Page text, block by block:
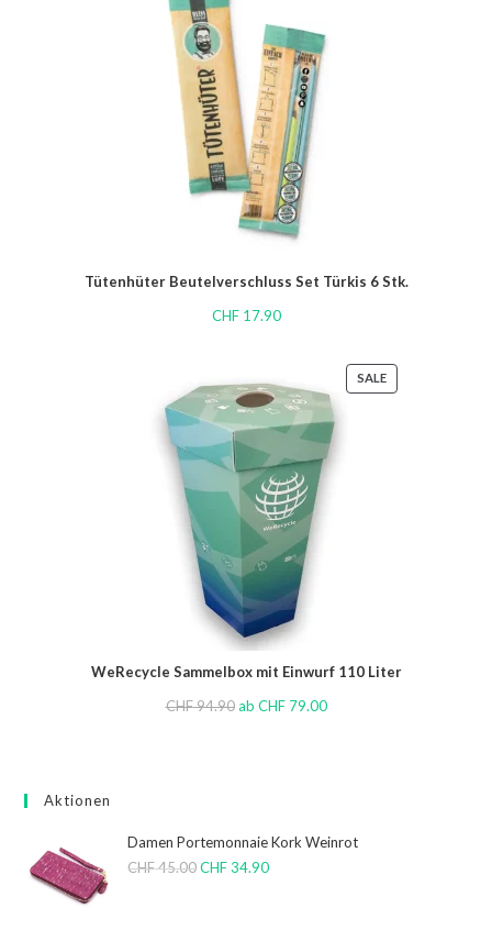
Tütenhüter Beutelverschluss Set Türkis 6 Stk.
CHF17.90
SALE
WeRecycle Sammelbox mit Einwurf 110 Liter
CHF94.90 ab CHF79.00
Aktionen
Damen Portemonnaie Kork Weinrot
CHF45.00 CHF34.90